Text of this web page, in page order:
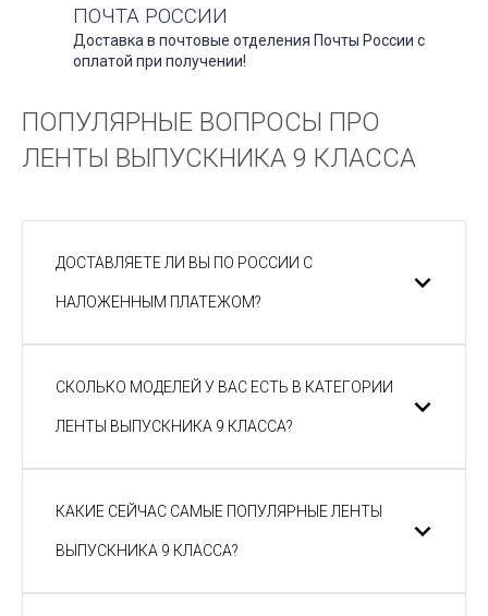
ПОЧТА РОССИИ
Доставка в почтовые отделения Почты России с
оплатой при получении!
ПОПУЛЯРНЫЕ ВОПРОСЫ ПРО
ЛЕНТЫ ВЫПУСКНИКА 9 КЛАССА
ДОСТАВЛЯЕТЕ ЛИ ВЫ ПО РОССИИ С
НАЛОЖЕННЫМ ПЛАТЕЖОМ?
СКОЛЬКО МОДЕЛЕЙ У ВАС ЕСТЬ В КАТЕГОРИИ
ЛЕНТЫ ВЫПУСКНИКА 9 КЛАССА?
КАКИЕ СЕЙЧАС САМЫЕ ПОПУЛЯРНЫЕ ЛЕНТЫ
ВЫПУСКНИКА 9 КЛАССА?